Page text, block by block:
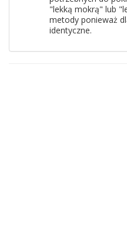
"lekką mokrą" lub
metody ponieważ
identyczne.